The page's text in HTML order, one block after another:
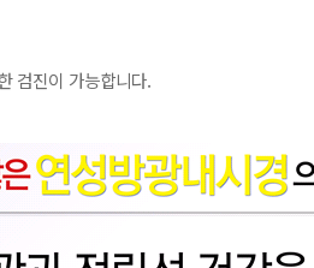
검진이 가능합니다.